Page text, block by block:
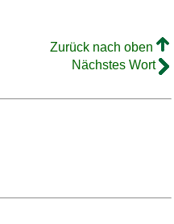
Zurück nach oben
Nächstes Wort